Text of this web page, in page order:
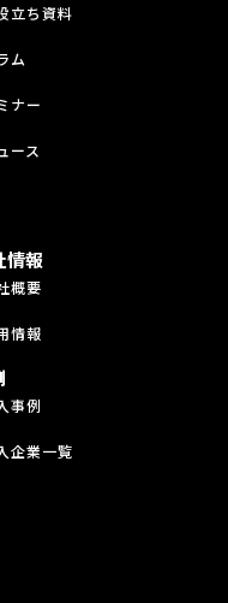
立ち資料
ム
ナー
ース
情報
概要
情報
事例
企業一覧